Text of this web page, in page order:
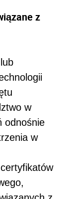
z
w
odnośnie
w